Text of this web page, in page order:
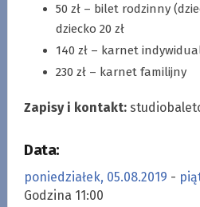
50 zł – bilet rodzinny
dziecko 20 zł
140 zł – karnet
230 zł – karnet familijny
Zapisy i kontakt:
Data:
poniedziałek, 05.08.2019 -
Godzina 11:00